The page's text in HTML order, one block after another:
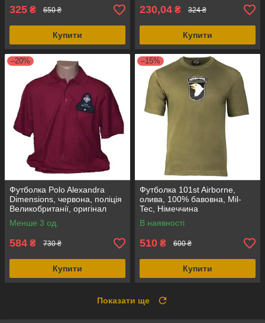
325 ₴ 650 ₴
Купити
230,04 ₴ 324 ₴
Купити
–20%
Футболка Polo Alexandra
Dimensions, червона, поліція
Великобританії, оригінал
Менше 3 од.
584 ₴ 730 ₴
Купити
–15%
Футболка 101st Airborne,
олива, 100% бавовна, Mil-
Tec, Німеччина
В наявності
510 ₴ 600 ₴
Купити
Показати ще